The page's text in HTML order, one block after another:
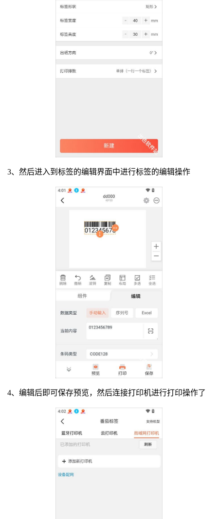
3、然后进入到标签的编辑界面中进行标签的编辑操作
4、编辑后即可保存预览，然后连接打印机进行打印操作了